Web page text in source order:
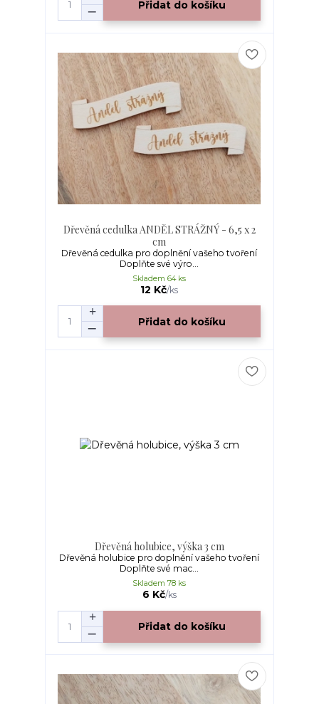
Přidat do košíku
Dřevěná cedulka ANDĚL STRÁŽNÝ - 6,5 x 2
cm
Dřevěná cedulka pro doplnění vašeho tvoření
Doplňte své výro...
12 Kč/ks
Skladem 64 ks
Přidat do košíku
Dřevěná holubice, výška 3 cm
Dřevěná holubice pro doplnění vašeho tvoření
Doplňte své mac...
6 Kč/ks
Skladem 78 ks
Přidat do košíku